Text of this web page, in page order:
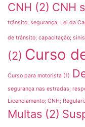
CNH (2) CNH
trânsito; segurança; Lei da
de trânsito; capacitação;
(2) Curso
Curso para motorista (1)
segurança nas estradas;
Licenciamento; CNH;
Multas (2)